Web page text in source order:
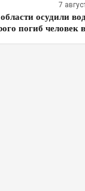
7
осудили
погиб